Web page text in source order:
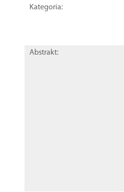
Kategoria:
Abstrakt: